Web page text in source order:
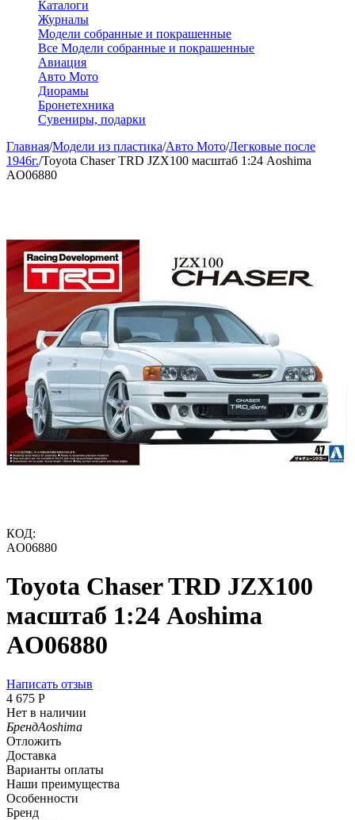
Каталоги
Журналы
Модели собранные и покрашенные
Все Модели собранные и покрашенные
Авиация
Авто Мото
Диорамы
Бронетехника
Сувениры, подарки
Главная/Модели из пластика/Авто Мото/Легковые после
1946г./Toyota Chaser TRD JZX100 масштаб 1:24 Aoshima
AO06880
КОД:
AO06880
Toyota Chaser TRD JZX100
масштаб 1:24 Aoshima
AO06880
Написать отзыв
4 675 Р
Нет в наличии
БрендAoshima
Отложить
Доставка
Варианты оплаты
Наши преимущества
Особенности
Бренд